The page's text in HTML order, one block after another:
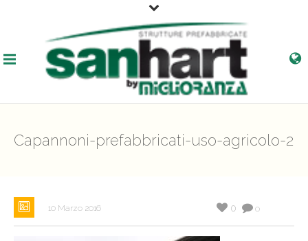
Capannoni-prefabbricati-uso-agricolo-2
10 Marzo 2016 0
0